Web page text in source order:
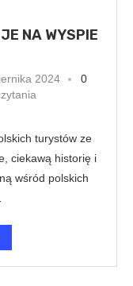
NA WYSPIE
2024
0
turystów ze
ciekawą historię i
wśród polskich